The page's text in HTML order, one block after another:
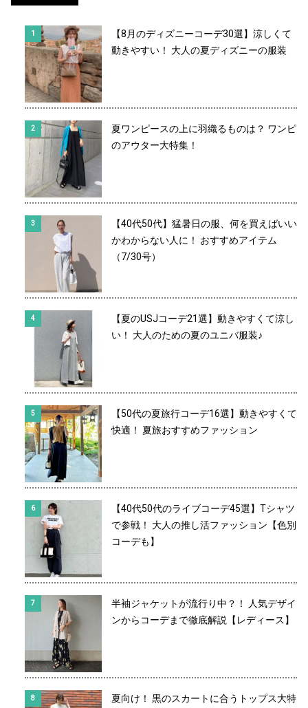
【8月のディズニーコーデ30選】涼しくて
動きやすい！ 大人の夏ディズニーの服装
夏ワンピースの上に羽織るものは？ ワンピ
のアウター大特集！
【40代50代】猛暑日の服、何を買えばいい
かわからない人に！ おすすめアイテム
（7/30号）
【夏のUSJコーデ21選】動きやすくて涼し
い！ 大人のための夏のユニバ服装♪
【50代の夏旅行コーデ16選】動きやすくて
快適！ 夏旅おすすめファッション
【40代50代のライブコーデ45選】Tシャツ
で参戦！ 大人の推し活ファッション【色別
コーデも】
半袖ジャケットが流行り中？！ 人気デザイ
ンからコーデまで徹底解説【レディース】
夏向け！ 黒のスカートに合うトップス大特